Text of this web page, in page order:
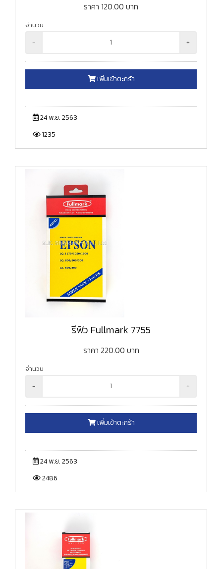
ราคา 120.00 บาท
จำนวน
- +
เพิ่มเข้าตะกร้า
24 พ.ย. 2563
1235
รีฟิว Fullmark 7755
ราคา 220.00 บาท
จำนวน
- +
เพิ่มเข้าตะกร้า
24 พ.ย. 2563
2486